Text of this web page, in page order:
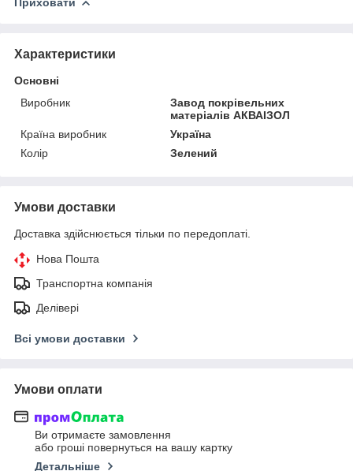
Характеристики
Основні
Виробник
Завод покрівельних
матеріалів АКВАІЗОЛ
Країна виробник
Україна
Колір
Зелений
Умови доставки
Доставка здійснюється тільки по передоплаті.
Нова Пошта
Транспортна компанія
Делівері
Всі умови доставки
Умови оплати
Ви отримаєте замовлення
або гроші повернуться на вашу картку
Детальніше